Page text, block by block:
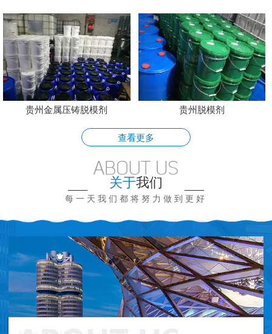
贵州金属压铸脱模剂 贵州脱模剂
查看更多
关于我们
每一天我们都将努力做到更好